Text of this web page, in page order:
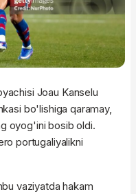
Joau Kanselu
bo'lishiga qaramay,
oyog'ini bosib oldi.
portugaliyalikni
vaziyatda hakam